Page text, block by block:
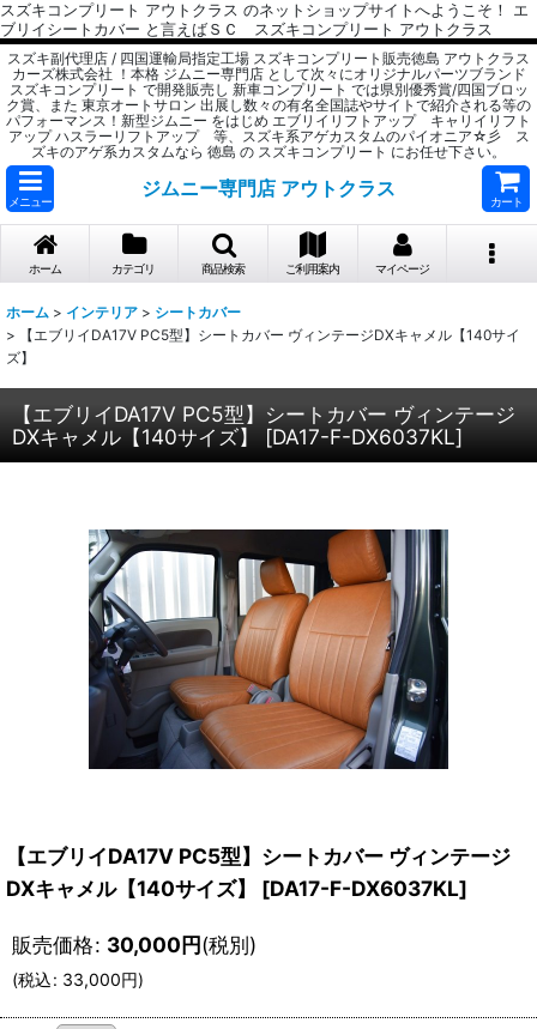
スズキコンプリート アウトクラス のネットショップサイトへようこそ！ エ
ブリイシートカバー と言えばＳＣ スズキコンプリート アウトクラス
スズキ副代理店 / 四国運輸局指定工場 スズキコンプリート販売徳島 アウトクラス
カーズ株式会社 ！本格 ジムニー専門店 として次々にオリジナルパーツブランド
スズキコンプリート で開発販売し 新車コンプリート では県別優秀賞/四国ブロッ
ク賞、また 東京オートサロン 出展し数々の有名全国誌やサイトで紹介される等の
パフォーマンス！新型ジムニー をはじめ エブリイリフトアップ キャリイリフト
アップ ハスラーリフトアップ 等、スズキ系アゲカスタムのパイオニア☆彡 ス
ズキのアゲ系カスタムなら 徳島 の スズキコンプリート にお任せ下さい。
メニュー
ジムニー専門店 アウトクラス
カート
ホーム カテゴリ 商品検索 ご利用案内 マイページ
ホーム > インテリア > シートカバー
>
【エブリイDA17V PC5型】シートカバー ヴィンテージDXキャメル【140サイ
ズ】
【エブリイDA17V PC5型】シートカバー ヴィンテージ
DXキャメル【140サイズ】
[DA17-F-DX6037KL]
【エブリイDA17V PC5型】シートカバー ヴィンテージ
DXキャメル【140サイズ】
[DA17-F-DX6037KL]
販売価格: 30,000円(税別)
(税込: 33,000円)